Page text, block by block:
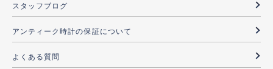
スタッフブログ
アンティーク時計の保証について
よくある質問